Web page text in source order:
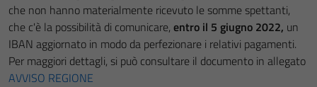
che non hanno materialmente ricevuto le somme spettanti,
che c'è la possibilità di comunicare, entro il 5 giugno 2022, un
IBAN aggiornato in modo da perfezionare i relativi pagamenti.
Per maggiori dettagli, si può consultare il documento in allegato
AVVISO REGIONE